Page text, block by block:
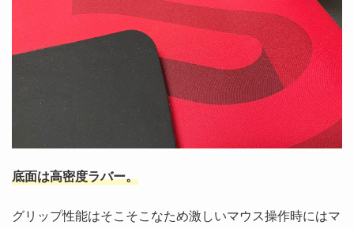
底面は高密度ラバー。
グリップ性能はそこそこなため激しいマウス操作時にはマ